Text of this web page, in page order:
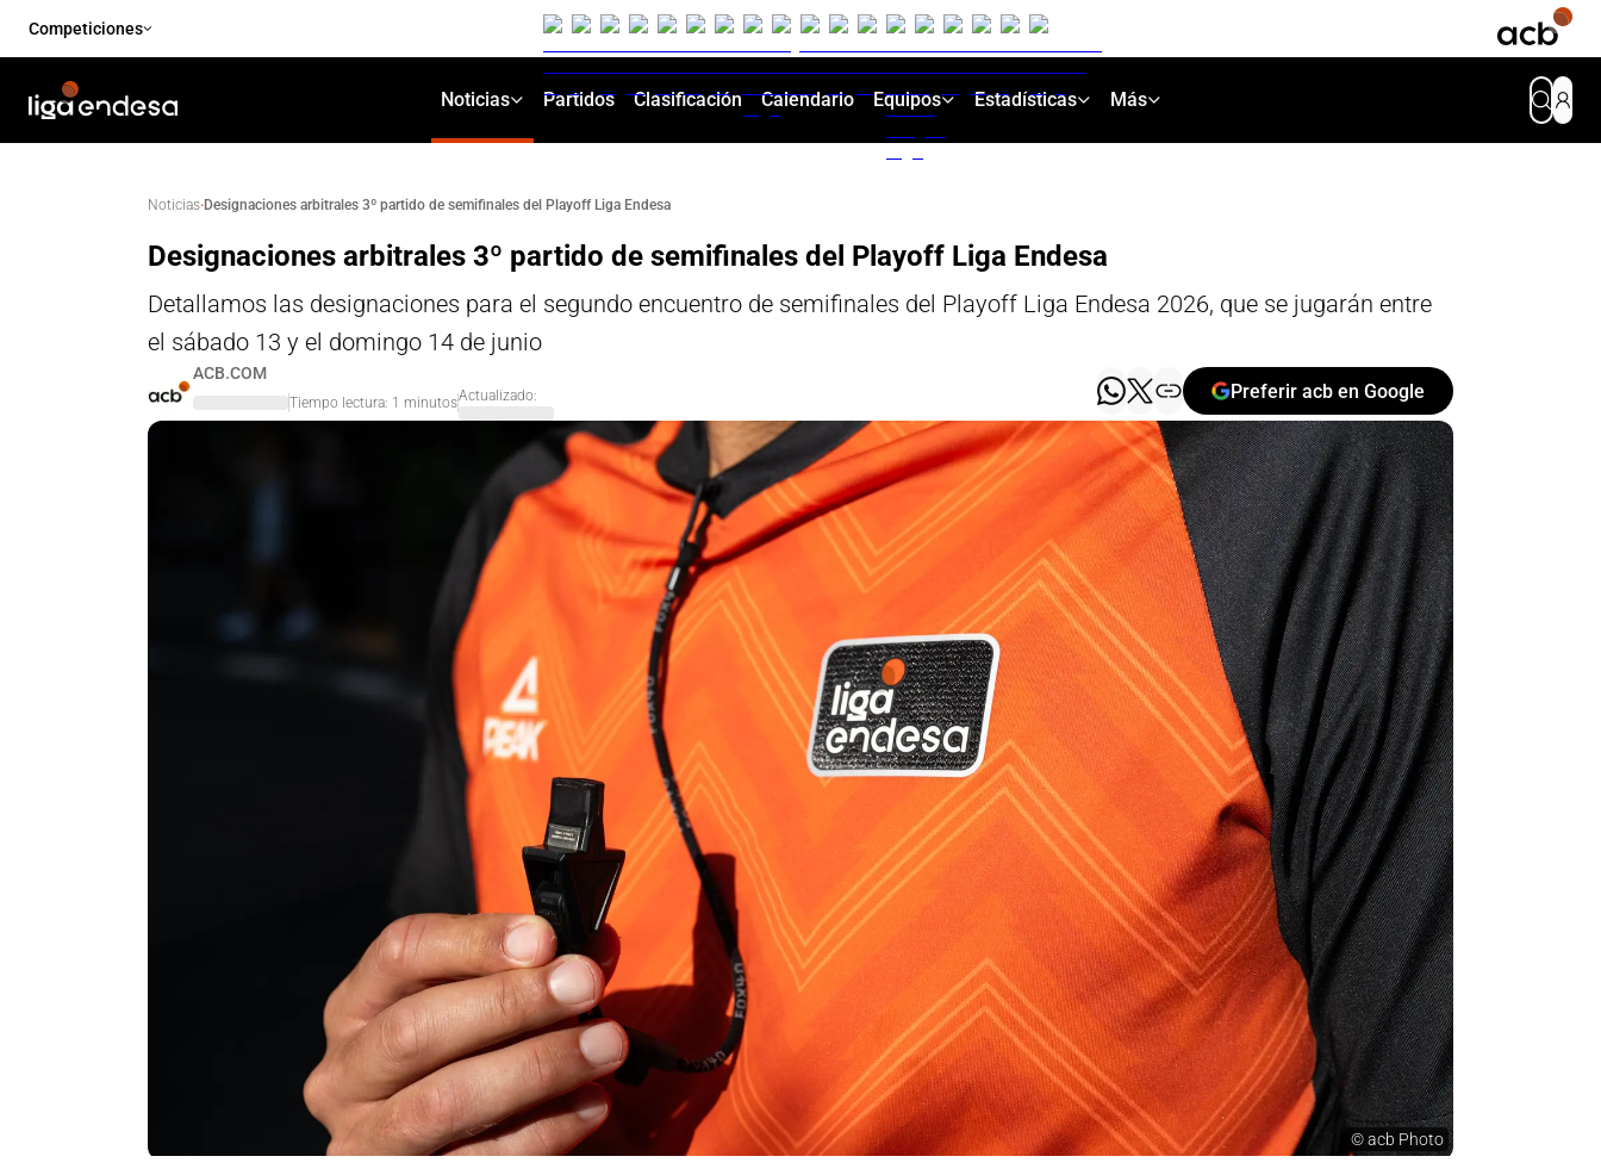
Competiciones
Noticias Partidos Clasificación Calendario Equipos Estadísticas Más
Noticias·Designaciones arbitrales 3º partido de semifinales del Playoff Liga Endesa
Designaciones arbitrales 3º partido de semifinales del Playoff Liga Endesa
Detallamos las designaciones para el segundo encuentro de semifinales del Playoff Liga Endesa 2026, que se jugarán entre
el sábado 13 y el domingo 14 de junio
ACB.COM
Tiempo lectura: 1 minutosActualizado: Preferir acb en Google
©acb Photo